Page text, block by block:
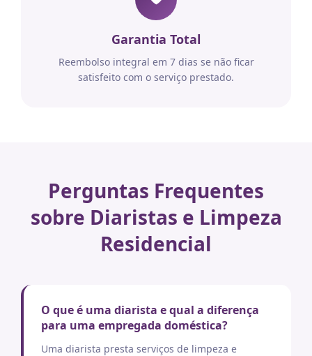
Garantia Total
Reembolso integral em 7 dias se não ficar
satisfeito com o serviço prestado.
Perguntas Frequentes
sobre Diaristas e Limpeza
Residencial
O que é uma diarista e qual a diferença
para uma empregada doméstica?
Uma diarista presta serviços de limpeza e